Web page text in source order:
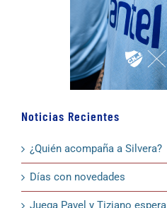
Noticias Recientes
¿Quién acompaña a Silvera?
Días con novedades